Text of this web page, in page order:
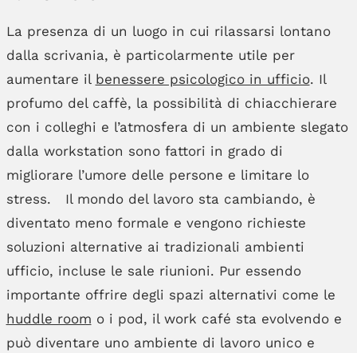
La presenza di un luogo in cui rilassarsi lontano
dalla scrivania, è particolarmente utile per
aumentare il benessere psicologico in ufficio. Il
profumo del caffè, la possibilità di chiacchierare
con i colleghi e l’atmosfera di un ambiente slegato
dalla workstation sono fattori in grado di
migliorare l’umore delle persone e limitare lo
stress. Il mondo del lavoro sta cambiando, è
diventato meno formale e vengono richieste
soluzioni alternative ai tradizionali ambienti
ufficio, incluse le sale riunioni. Pur essendo
importante offrire degli spazi alternativi come le
huddle room o i pod, il work café sta evolvendo e
può diventare uno ambiente di lavoro unico e